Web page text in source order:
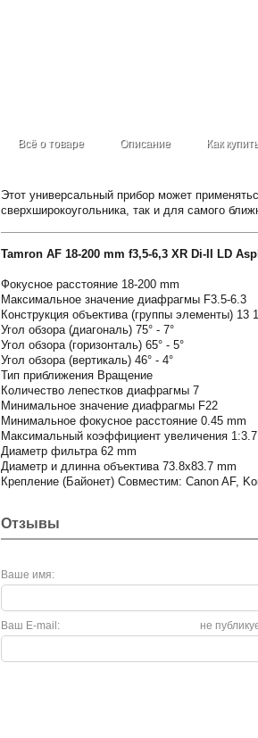
Всё о товаре Описание Как купить
Этот универсальный прибор может
сверхширокоугольника, так и для самого
Tamron AF 18-200 mm f3,5-6,3 XR Di-II LD
Фокусное расстояние 18-200 mm
Максимальное значение диафрагмы F3.5-6.3
Конструкция объектива (группы элементы) 13
Угол обзора (диагональ) 75° - 7°
Угол обзора (горизонталь) 65° - 5°
Угол обзора (вертикаль) 46° - 4°
Тип приближения Вращение
Количество лепестков диафрагмы 7
Минимальное значение диафрагмы F22
Минимальное фокусное расстояние 0.45 mm
Максимальный коэффициент увеличения 1:3.7
Диаметр фильтра 62 mm
Диаметр и длинна объектива 73.8x83.7 mm
Крепление (Байонет) Совместим: Canon AF,
Отзывы
Ваше имя:
не
Ваш E-mail: